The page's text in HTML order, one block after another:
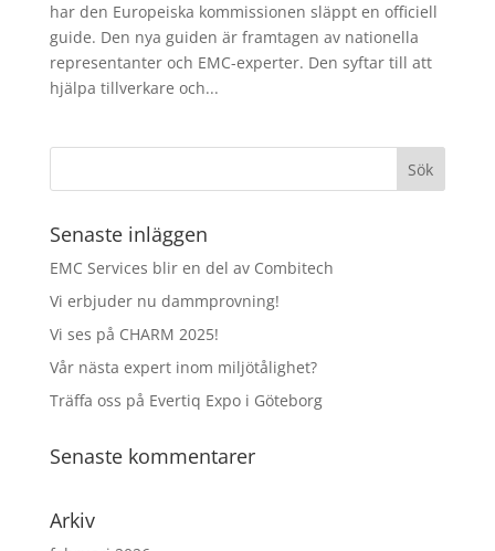
har den Europeiska kommissionen släppt en officiell
guide. Den nya guiden är framtagen av nationella
representanter och EMC-experter. Den syftar till att
hjälpa tillverkare och...
Senaste inläggen
EMC Services blir en del av Combitech
Vi erbjuder nu dammprovning!
Vi ses på CHARM 2025!
Vår nästa expert inom miljötålighet?
Träffa oss på Evertiq Expo i Göteborg
Senaste kommentarer
Arkiv